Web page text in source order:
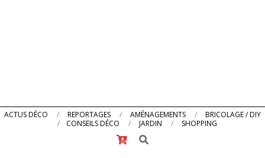
Primary
ACTUS DÉCO REPORTAGES AMÉNAGEMENTS
BRICOLAGE / DIY
CONSEILS DÉCO
JARDIN
SHOPPING
Search